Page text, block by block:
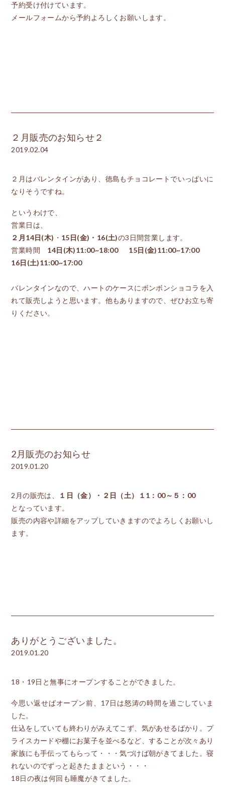
予約受け付けています。
メールフォームから予約よろしくお願いします。
２月販売のお知らせ２
2019.02.04
２月はバレンタインがあり、徳島もチョコレートでいっぱいに
なりそうですね。
というわけで、
営業日は、
２月14日(木) ・ 15日(金)・16(土)の3日間営業します。
営業時間 14日(木)11:00~18:00 15日(金)11:00~17:00
16日(土)11:00~17:00
バレンタインなので、ハートのケースにボンボンショコラを入
れて販売しようと思います。他もありますので、ぜひお立ち寄
りください。
2月販売のお知らせ
2019.01.20
2月の販売は、
１日（金）・２日（土）１1：00～５：00
となっています。
販売の内容や詳細をアップしていきますのでよろしくお願いし
ます。
ありがとうございました。
2019.01.20
18・19日と無事にオープンすることができました。
今思い返せばオープン前、17日は怒涛の時間を過ごしていま
した。
仕込をしていても終わりがみえてこず、気があせるばかり。プ
ライスカードや棚にお菓子を並べるなど、することが次々あり
家族にも手伝ってもらって・・・気づけば朝がきてました。寝
れないのでずっと起きたままという・・・
18日の夜は何回も睡魔がきてました。